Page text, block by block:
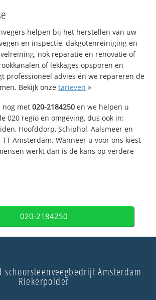
helpen bij het herstellen van uw
en inspectie, dakgotenreiniging en
nok reparatie en renovatie of
of lekkages opsporen en
professioneel advies én we repareren de
Bekijk onzetarieven »
nog met020-2184250 en we helpen u
020 regio en omgeving, dus ook in:
Hoofddorp, Schiphol, Aalsmeer en
Amsterdam. Wanneer u voor ons kiest
werkt dan is de kans op verdere
020-2184250
Amsterdam
Riekerpolder